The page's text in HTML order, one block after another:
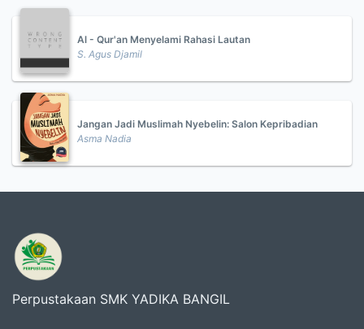
Al - Qur'an Menyelami Rahasi Lautan
S. Agus Djamil
Jangan Jadi Muslimah Nyebelin: Salon Kepribadian
Asma Nadia
Perpustakaan SMK YADIKA BANGIL